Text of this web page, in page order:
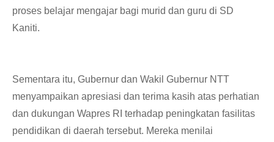
proses belajar mengajar bagi murid dan guru di SD
Kaniti.
Sementara itu, Gubernur dan Wakil Gubernur NTT
menyampaikan apresiasi dan terima kasih atas perhatian
dan dukungan Wapres RI terhadap peningkatan fasilitas
pendidikan di daerah tersebut. Mereka menilai